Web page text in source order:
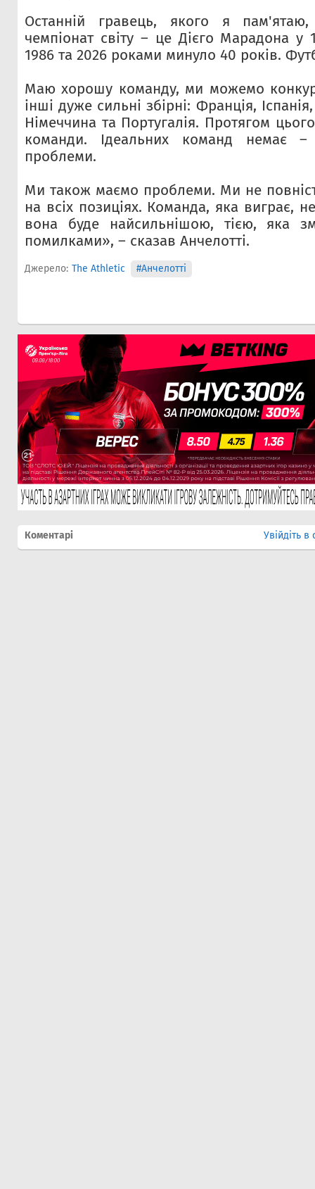
Останній гравець, якого я
чемпіонат світу – це Дієго Марадона у
1986 та 2026 роками минуло 40 років.
Маю хорошу команду, ми можемо
інші дуже сильні збірні: Франція,
Німеччина та Португалія. Протягом
команди. Ідеальних команд немає
проблеми.
Ми також маємо проблеми. Ми не
на всіх позиціях. Команда, яка виграє,
вона буде найсильнішою, тією, яка
помилками», – сказав Анчелотті.
Джерело: The Athletic #Анчелотті
Коментарі Увійдіть в